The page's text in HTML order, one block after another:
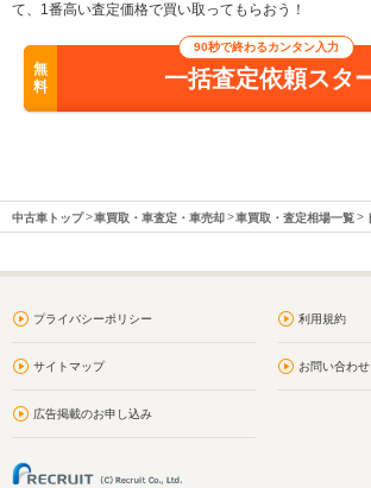
て、1番高い査定価格で買い取ってもらおう！
無
料
90秒で終わるカンタン入力
一括査定依頼スタ
中古車トップ 車買取・車査定・車売却 車買取・査定相場一覧
プライバシーポリシー 利用規約
サイトマップ お問い合わ
広告掲載のお申し込み